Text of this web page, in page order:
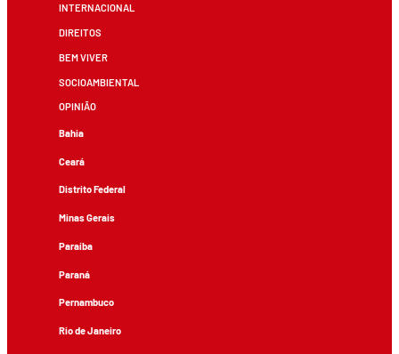
INTERNACIONAL
DIREITOS
BEM VIVER
SOCIOAMBIENTAL
OPINIÃO
Bahia
Ceará
Distrito Federal
Minas Gerais
Paraíba
Paraná
Pernambuco
Rio de Janeiro